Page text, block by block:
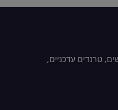
טרנדים עדכניים,